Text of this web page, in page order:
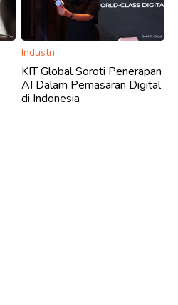
Industri
KIT Global Soroti Penerapan
AI Dalam Pemasaran Digital
di Indonesia